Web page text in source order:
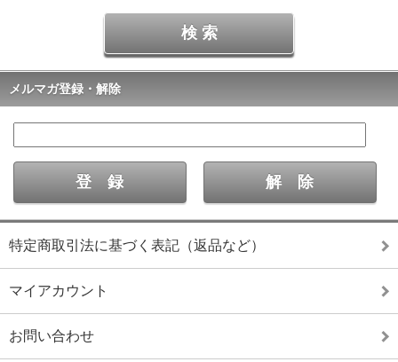
メルマガ登録・解除
特定商取引法に基づく表記（返品など）
マイアカウント
お問い合わせ